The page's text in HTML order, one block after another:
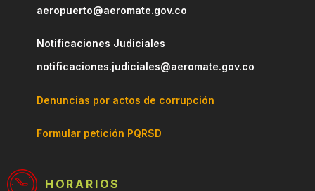
aeropuerto@aeromate.gov.co
Notificaciones Judiciales
notificaciones.judiciales@aeromate.gov.co
Denuncias por actos de corrupción
Formular petición PQRSD
HORARIOS